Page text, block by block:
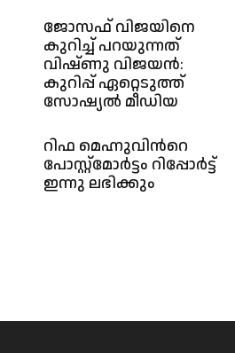
ജോസഫ് വിജയിനെ
കുറിച്ച് പറയുന്നത്
വിഷ്ണു വിജയൻ:
കുറിപ്പ് ഏറ്റെടുത്ത്
സോഷ്യൽ മീഡിയ
റിഫ മെഹ്നുവിന്‍റെ
പോസ്റ്റ്മോര്‍ട്ടം റിപ്പോര്‍ട്ട്
ഇന്നു ലഭിക്കും